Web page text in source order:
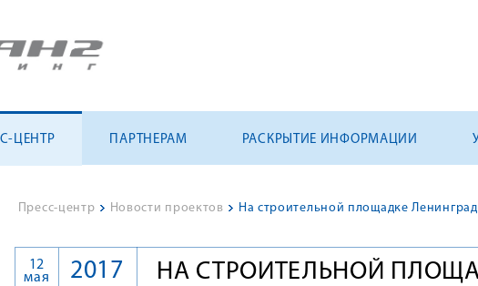
ЦЕНТР ПАРТНЕРАМ РАСКРЫТИЕ ИНФОРМАЦИИ
Пресс-центр > Новости проектов >
НА СТРОИТЕЛЬНОЙ
12
мая
2017